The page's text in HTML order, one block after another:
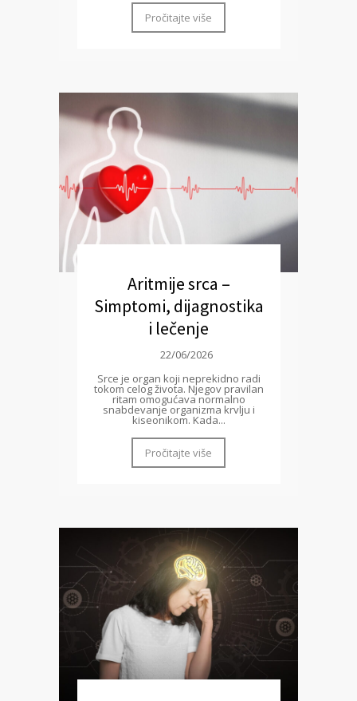
Pročitajte više
Aritmije srca –
Simptomi, dijagnostika
i lečenje
22/06/2026
Srce je organ koji neprekidno radi
tokom celog života. Njegov pravilan
ritam omogućava normalno
snabdevanje organizma krvlju i
kiseonikom. Kada...
Pročitajte više